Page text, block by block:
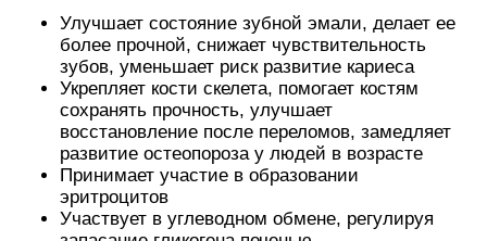
Улучшает состояние зубной эмали, делает ее
более прочной, снижает чувствительность
зубов, уменьшает риск развитие кариеса
Укрепляет кости скелета, помогает костям
сохранять прочность, улучшает
восстановление после переломов, замедляет
развитие остеопороза у людей в возрасте
Принимает участие в образовании
эритроцитов
Участвует в углеводном обмене, регулируя